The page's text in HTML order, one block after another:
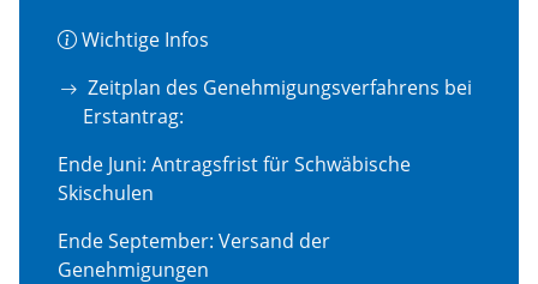
Wichtige Infos
Zeitplan des Genehmigungsverfahrens bei
Erstantrag:
Ende Juni: Antragsfrist für Schwäbische
Skischulen
Ende September: Versand der
Genehmigungen